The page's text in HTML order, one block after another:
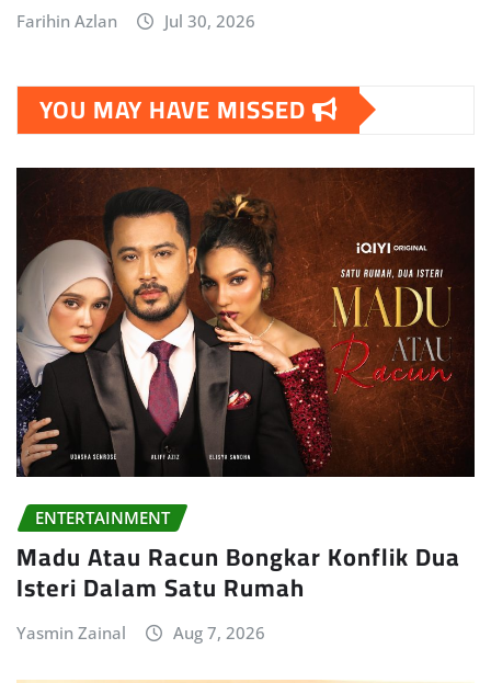
Farihin Azlan Jul 30, 2026
YOU MAY HAVE MISSED
ENTERTAINMENT
Madu Atau Racun Bongkar Konflik Dua
Isteri Dalam Satu Rumah
Yasmin Zainal Aug 7, 2026